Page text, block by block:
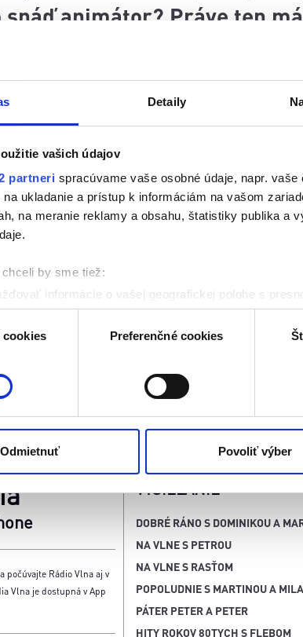
Detaily
vašich údajov
partneri spracúvame vaše osobné údaje, napr.
na ukladanie a prístup k informáciám na vašom
na meranie reklamy a obsahu, štatistiky publika a
by sme tiež:
informácie o vašej geografickej polohe s
vaše zariadenie aktívnym skenovaním
o tom, ako sa spracúvajú vaše osobné údaje,
používa cookies. Aktívnym nastavením nám
ste nám ho udelili opätovným vyvolaním tejto
vplyv na zákonnosť spracúvania vychádzajúceho zo
cookies Preferenčné cookies
Odmietnuť Povoliť výber
animátor? Práve ten
Viac o tom, aká
Pikulik.
počúvajte Rádio Vlna aj v
Vlna je dostupná v App
VYSIELANIE
DOBRÉ RÁNO S DOMINIKOU A
NA VLNE S PETROU
NA VLNE S RASŤOM
POPOLUDNIE S MARTINOU A
PÁTER PETER A PETER
HITY ROKOV 80TYCH S FLEBOM